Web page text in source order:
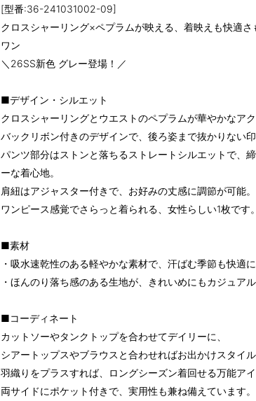
[型番:36-241031002-09]
クロスシャーリング×ペプラムが映える、着映えも快適
ワン
＼26SS新色 グレー登場！／
■デザイン・シルエット
クロスシャーリングとウエストのペプラムが華やかなアク
バックリボン付きのデザインで、後ろ姿まで抜かりない
パンツ部分はストンと落ちるストレートシルエットで、
ーな着心地。
肩紐はアジャスター付きで、お好みの丈感に調節が可能。
ワンピース感覚でさらっと着られる、女性らしい1枚です。
■素材
・吸水速乾性のある軽やかな素材で、汗ばむ季節も快適に
・ほんのり落ち感のある生地が、きれいめにもカジュア
■コーディネート
カットソーやタンクトップを合わせてデイリーに、
シアートップスやブラウスと合わせればお出かけスタイ
羽織りをプラスすれば、ロングシーズン着回せる万能アイ
両サイドにポケット付きで、実用性も兼ね備えています。